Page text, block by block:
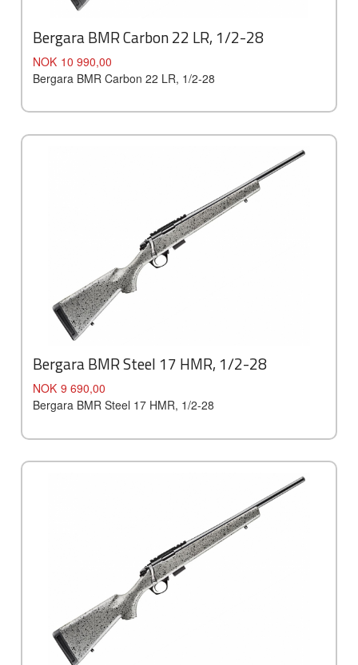
Bergara BMR Carbon 22 LR, 1/2-28
Pris
NOK 10 990,00
Bergara BMR Carbon 22 LR, 1/2-28
Bergara BMR Steel 17 HMR, 1/2-28
Pris
NOK 9 690,00
Bergara BMR Steel 17 HMR, 1/2-28